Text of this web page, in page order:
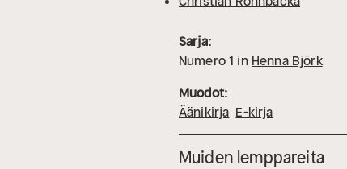
Sarja:
Numero1 in Henna Björk
Muodot:
Äänikirja E-kirja
Muiden lemppareita